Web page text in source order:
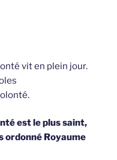
vit en plein jour.
est le plus saint,
ordonné Royaume